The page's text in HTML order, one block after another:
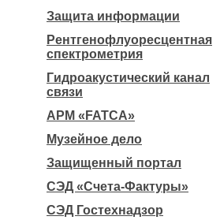
Защита информации
Рентгенофлуоресцентная
спектрометрия
Гидроакустический канал
связи
АРМ «FATCA»
Музейное дело
Защищенный портал
СЭД «Счета-Фактуры»
СЭД Гостехнадзор